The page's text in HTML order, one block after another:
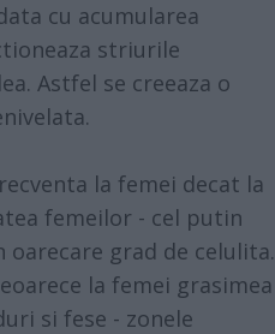
cu acumularea
striurile
Astfel se creeaza o
la femei decat la
femeilor - cel putin
oarecare grad de celulita.
la femei grasimea
si fese - zonele